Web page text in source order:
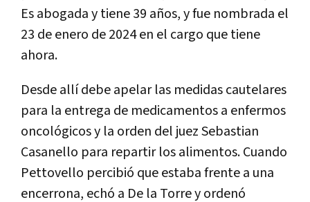
Es abogada y tiene 39 años, y fue nombrada el
23 de enero de 2024 en el cargo que tiene
ahora.
Desde allí debe apelar las medidas cautelares
para la entrega de medicamentos a enfermos
oncológicos y la orden del juez Sebastian
Casanello para repartir los alimentos. Cuando
Pettovello percibió que estaba frente a una
encerrona, echó a De la Torre y ordenó